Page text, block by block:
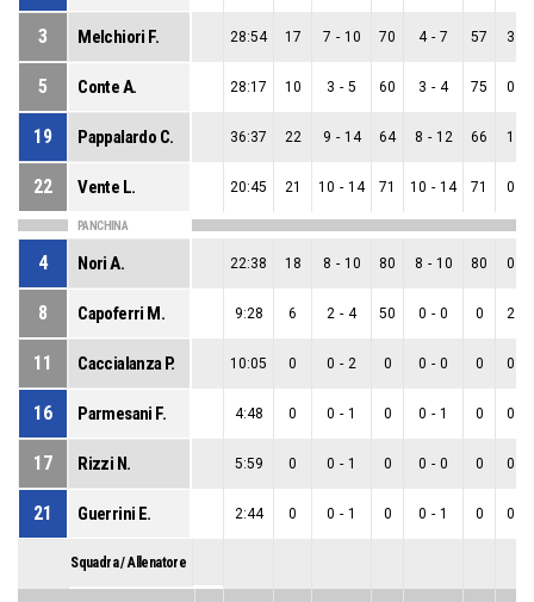
3 Melchiori F. 28:54 17 7 - 10 70 4 - 7 57 3
5 Conte A. 28:17 10 3 - 5 60 3 - 4 75 0
19 Pappalardo C. 36:37 22 9 - 14 64 8 - 12 66 1
22 Vente L. 20:45 21 10 - 14 71 10 - 14 71 0
PANCHINA
4 Nori A. 22:38 18 8 - 10 80 8 - 10 80 0
8 Capoferri M. 9:28 6 2 - 4 50 0 - 0 0 2
11 Caccialanza P. 10:05 0 0 - 2 0 0 - 0 0 0
16 Parmesani F. 4:48 0 0 - 1 0 0 - 1 0 0
17 Rizzi N. 5:59 0 0 - 1 0 0 - 0 0 0
21 Guerrini E. 2:44 0 0 - 1 0 0 - 1 0 0
Squadra / Allenatore